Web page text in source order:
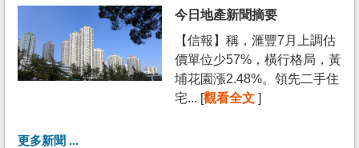
今日地產新聞摘要
【信報】稱，滙豐7月上調估
價單位少57%，橫行格局，黃
埔花園漲2.48%。領先二手住
宅... [觀看全文 ]
更多新聞 ...